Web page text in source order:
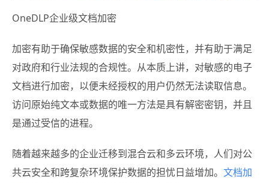
OneDLP企业级文档加密
加密有助于确保敏感数据的安全和机密性，并有助于满足
对政府和行业法规的合规性。从本质上讲，对敏感的电子
文档进行加密，以便未经授权的用户仍然无法读取信息。
访问原始纯文本或数据的唯一方法是具有解密密钥，并且
是通过受信的进程。
随着越来越多的企业迁移到混合云和多云环境，人们对公
共云安全和跨复杂环境保护数据的担忧日益增加。 文档加